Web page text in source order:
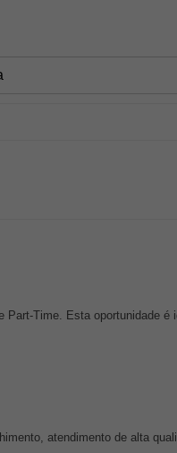
Part-Time. Esta oportunidade é
atendimento de alta